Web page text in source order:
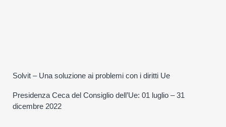
Solvit – Una soluzione ai problemi con i diritti Ue
Presidenza Ceca del Consiglio dell’Ue: 01 luglio – 31
dicembre 2022